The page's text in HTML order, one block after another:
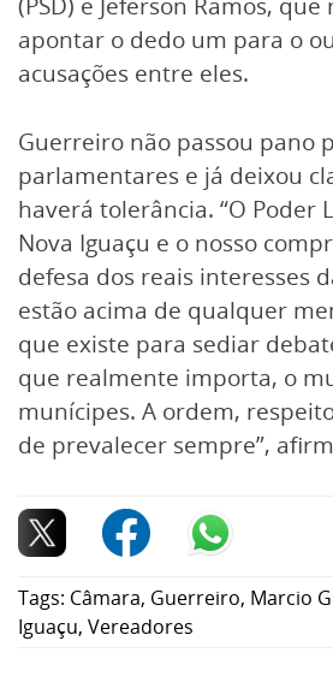
apontar o dedo um para o
acusações entre eles.
Guerreiro não passou pano
parlamentares e já deixou
haverá tolerância. “O Poder
Nova Iguaçu e o nosso
defesa dos reais interesses
estão acima de qualquer
que existe para sediar
que realmente importa, o
munícipes. A ordem,
de prevalecer sempre”,
Tags: Câmara, Guerreiro, Marcio
Iguaçu, Vereadores